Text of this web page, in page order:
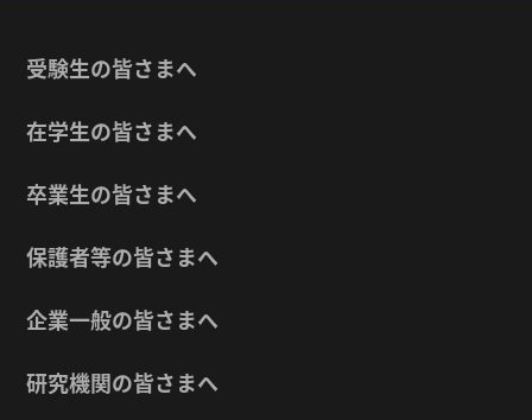
受験生の皆さまへ
在学生の皆さまへ
卒業生の皆さまへ
保護者等の皆さまへ
企業一般の皆さまへ
研究機関の皆さまへ